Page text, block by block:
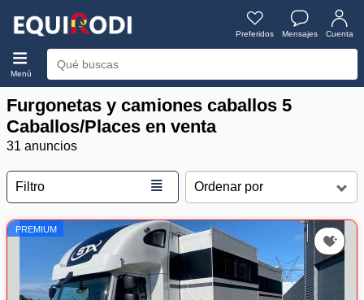
Preferidos Mensajes Cuenta
Menú
Furgonetas y camiones caballos 5
Caballos/Places en venta
31 anuncios
Filtro ≣
PREMIUM